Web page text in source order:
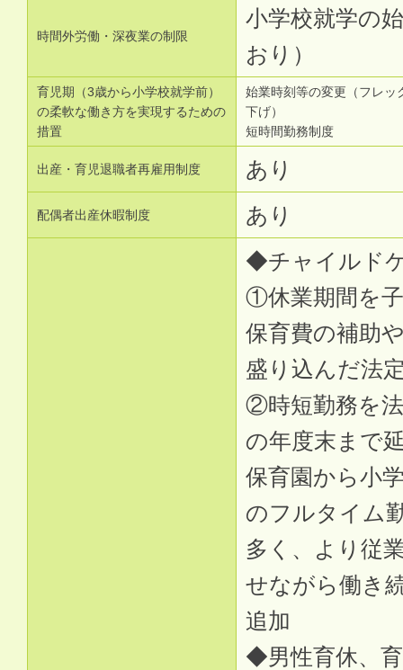
時間外労働・深夜業の制限
小学校就学の
おり）
育児期（3歳から小学校就学前）
の柔軟な働き方を実現するための
措置
始業時刻等の変更（フレッ
下げ）
短時間勤務制度
出産・育児退職者再雇用制度 あり
配偶者出産休暇制度 あり
◆チャイルド
①休業期間を
保育費の補助
盛り込んだ法
②時短勤務を
の年度末まで
保育園から小
のフルタイム
多く、より従
せながら働き
追加
◆男性育休、